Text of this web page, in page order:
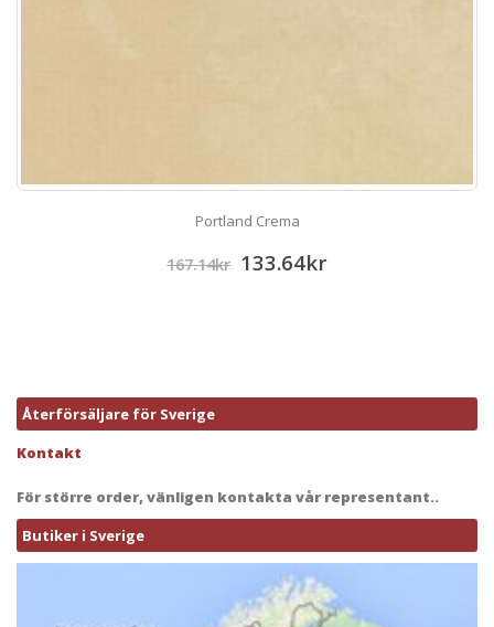
Portland Crema
167.14kr 133.64kr
Återförsäljare för Sverige
Kontakt
För större order, vänligen kontakta vår representant..
Butiker i Sverige